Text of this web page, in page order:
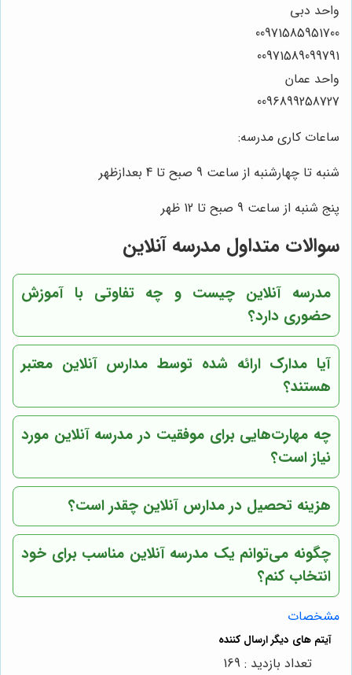
واحد دبی
00971585951700
00971589099791
واحد عمان
0096899258727
ساعات کاری مدرسه:
شنبه تا چهارشنبه از ساعت 9 صبح تا 4 بعدازظهر
پنج شنبه از ساعت 9 صبح تا 12 ظهر
سوالات متداول مدرسه آنلاین
مدرسه آنلاین چیست و چه تفاوتی با آموزش
حضوری دارد؟
آیا مدارک ارائه شده توسط مدارس آنلاین معتبر
هستند؟
چه مهارت‌هایی برای موفقیت در مدرسه آنلاین مورد
نیاز است؟
هزینه تحصیل در مدارس آنلاین چقدر است؟
چگونه می‌توانم یک مدرسه آنلاین مناسب برای خود
انتخاب کنم؟
مشخصات
تعداد بازدید : 169